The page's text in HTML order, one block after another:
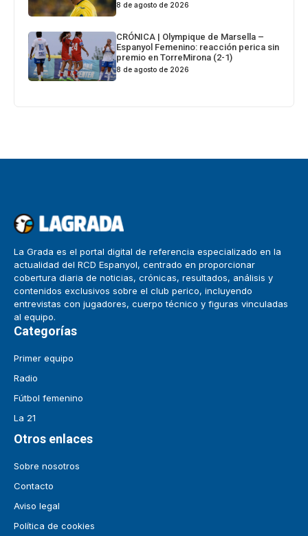
8 de agosto de 2026
CRÓNICA | Olympique de Marsella –
Espanyol Femenino: reacción perica sin
premio en TorreMirona (2-1)
8 de agosto de 2026
La Grada es el portal digital de referencia especializado en la
actualidad del RCD Espanyol, centrado en proporcionar
cobertura diaria de noticias, crónicas, resultados, análisis y
contenidos exclusivos sobre el club perico, incluyendo
entrevistas con jugadores, cuerpo técnico y figuras vinculadas
al equipo.
Categorías
Primer equipo
Radio
Fútbol femenino
La 21
Otros enlaces
Sobre nosotros
Contacto
Aviso legal
Política de cookies